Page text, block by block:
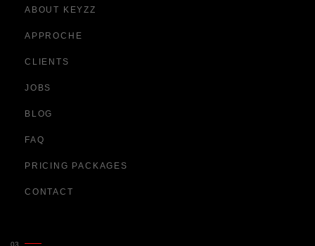
ABOUT KEYZZ
APPROCHE
CLIENTS
JOBS
BLOG
FAQ
PRICING PACKAGES
CONTACT